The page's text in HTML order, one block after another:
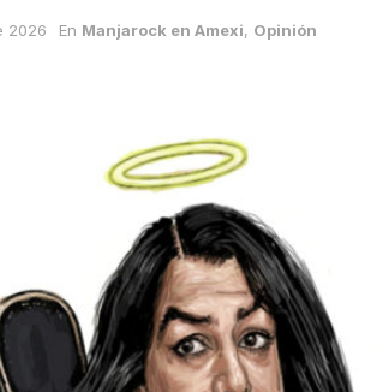
2026 En Manjarock en Amexi, Opinión